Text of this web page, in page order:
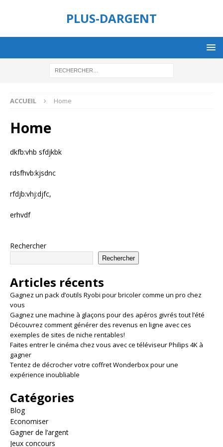
PLUS-DARGENT
ACCUEIL Home
Home
dkfb:vhb sfdjkbk
rdsfhvb:kjsdnc
rfdjb:vhj:djfc,
erhvdf
Rechercher
Rechercher
Articles récents
Gagnez un pack d’outils Ryobi pour bricoler comme un pro chez
vous
Gagnez une machine à glaçons pour des apéros givrés tout l’été
Découvrez comment générer des revenus en ligne avec ces
exemples de sites de niche rentables!
Faites entrer le cinéma chez vous avec ce téléviseur Philips 4K à
gagner
Tentez de décrocher votre coffret Wonderbox pour une
expérience inoubliable
Catégories
Blog
Economiser
Gagner de l’argent
Jeux concours